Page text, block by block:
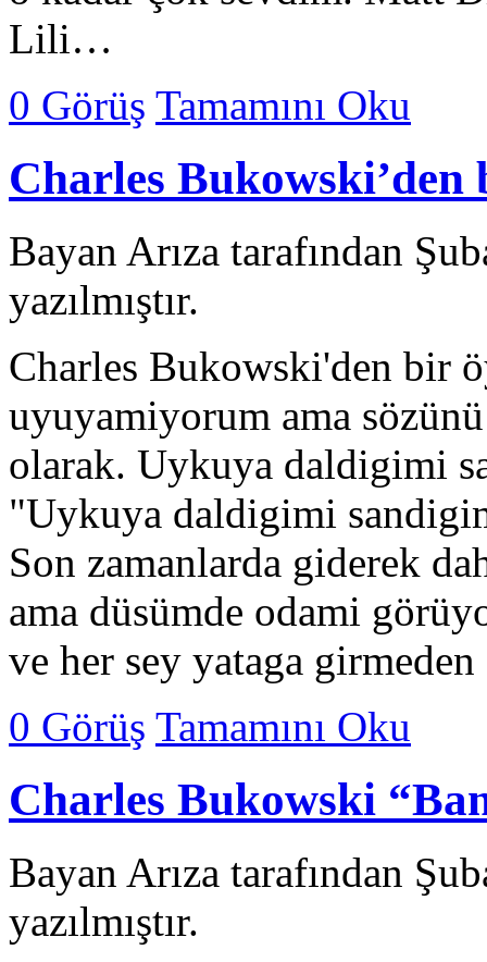
Lili…
0 Görüş Tamamını Oku
Charles
Bayan Arıza tarafından
yazılmıştır.
Charles Bukowski'den bir
uyuyamiyorum ama
olarak. Uykuya daldigimi
"Uykuya daldigimi
Son zamanlarda giderek
ama düsümde odami
ve her sey yataga
0 Görüş Tamamını Oku
Charles Bukowski
Bayan Arıza tarafından
yazılmıştır.